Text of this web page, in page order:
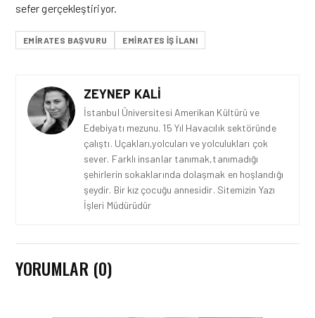
sefer gerçekleştiriyor.
EMIRATES BAŞVURU EMIRATES IŞ ILANI
ZEYNEP KALI
İstanbul Üniversitesi Amerikan Kültürü ve
Edebiyatı mezunu. 15 Yıl Havacılık sektöründe
çalıştı. Uçakları,yolcuları ve yolculukları çok
sever. Farklı insanlar tanımak,tanımadığı
şehirlerin sokaklarında dolaşmak en hoşlandığı
şeydir. Bir kız çocuğu annesidir. Sitemizin Yazı
İşleri Müdürüdür
YORUMLAR (0)